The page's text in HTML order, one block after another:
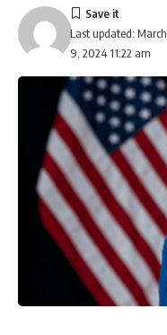
Last updated: March
9, 2024 11:22 am